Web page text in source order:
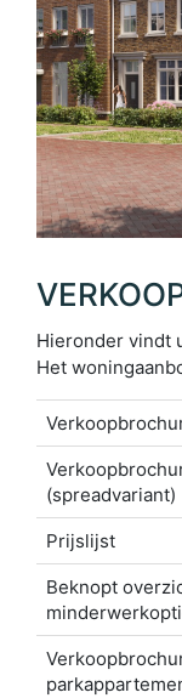
Hieronder vindt
Het
(spreadvariant)
Prijslijst
Beknopt